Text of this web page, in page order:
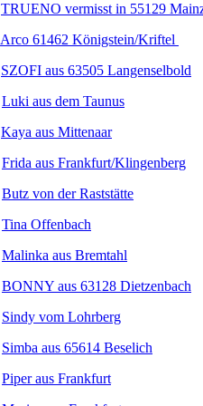
TRUENO vermisst in 55129
Arco 61462 Königstein/Kriftel
SZOFI aus 63505 Langenselbold
Luki aus dem Taunus
Kaya aus Mittenaar
Frida aus Frankfurt/Klingenberg
Butz von der Raststätte
Tina Offenbach
Malinka aus Bremtahl
BONNY aus 63128 Dietzenbach
Sindy vom Lohrberg
Simba aus 65614 Beselich
Piper aus Frankfurt